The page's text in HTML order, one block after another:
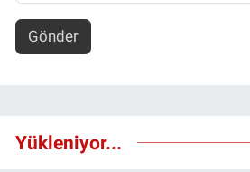
Gönder
Yükleniyor...